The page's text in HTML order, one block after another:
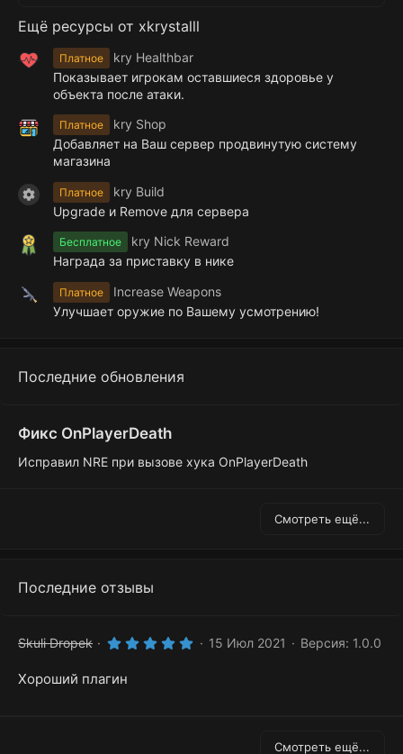
Ещё ресурсы от xkrystalll
Платное
kry Healthbar
Показывает игрокам оставшиеся здоровье у
объекта после атаки.
Платное
kry Shop
Добавляет на Ваш сервер продвинутую систему
магазина
Иконка ресурса
Платное
kry Build
Upgrade и Remove для сервера
Бесплатное
kry Nick Reward
Награда за приставку в нике
Платное
Increase Weapons
Улучшает оружие по Вашему усмотрению!
Последние обновления
Фикс OnPlayerDeath
Исправил NRE при вызове хука OnPlayerDeath
Смотреть ещё...
Последние отзывы
Skuli Dropek
5 15 Июл 2021 Версия: 1.0.0
Хороший плагин
Смотреть ещё...